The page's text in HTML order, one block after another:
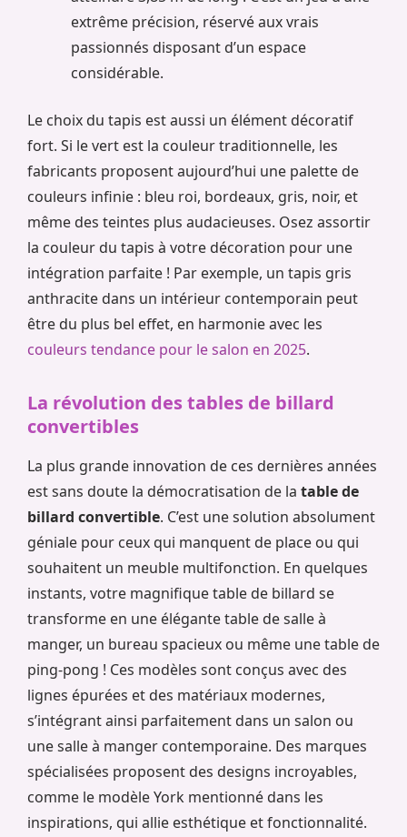
extrême précision, réservé aux vrais
passionnés disposant d’un espace
considérable.
Le choix du tapis est aussi un élément décoratif
fort. Si le vert est la couleur traditionnelle, les
fabricants proposent aujourd’hui une palette de
couleurs infinie : bleu roi, bordeaux, gris, noir, et
même des teintes plus audacieuses. Osez assortir
la couleur du tapis à votre décoration pour une
intégration parfaite ! Par exemple, un tapis gris
anthracite dans un intérieur contemporain peut
être du plus bel effet, en harmonie avec les
couleurs tendance pour le salon en 2025.
La révolution des tables de billard
convertibles
La plus grande innovation de ces dernières années
est sans doute la démocratisation de la table de
billard convertible. C’est une solution absolument
géniale pour ceux qui manquent de place ou qui
souhaitent un meuble multifonction. En quelques
instants, votre magnifique table de billard se
transforme en une élégante table de salle à
manger, un bureau spacieux ou même une table de
ping-pong ! Ces modèles sont conçus avec des
lignes épurées et des matériaux modernes,
s’intégrant ainsi parfaitement dans un salon ou
une salle à manger contemporaine. Des marques
spécialisées proposent des designs incroyables,
comme le modèle York mentionné dans les
inspirations, qui allie esthétique et fonctionnalité.